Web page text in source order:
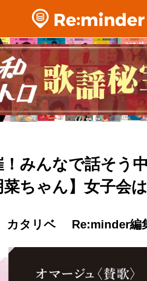
！みんなで話そう
菜ちゃん】女子会
カタリベ Re:minder編